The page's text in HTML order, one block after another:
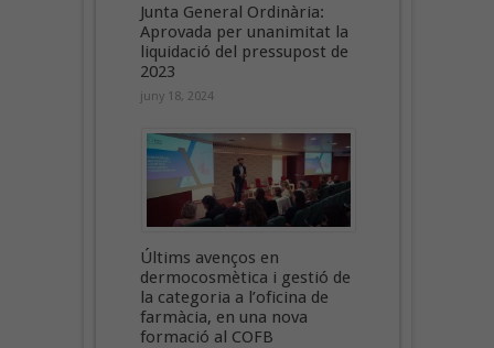
Junta General Ordinària:
Aprovada per unanimitat la
liquidació del pressupost de
2023
juny 18, 2024
Últims avenços en
dermocosmètica i gestió de
la categoria a l’oficina de
farmàcia, en una nova
formació al COFB